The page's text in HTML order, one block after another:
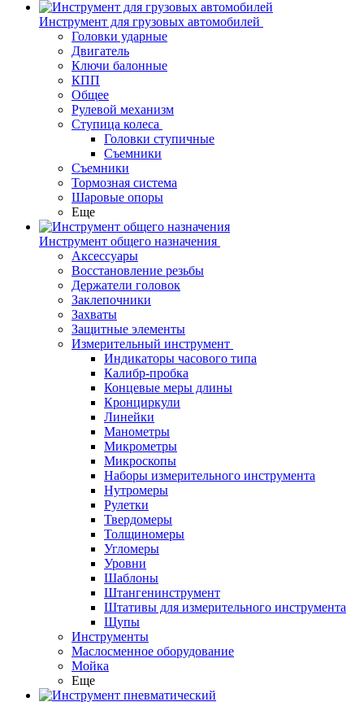
Инструмент для грузовых автомобилей
Головки ударные
Двигатель
Ключи балонные
КПП
Общее
Рулевой механизм
Ступица колеса
Головки ступичные
Съемники
Съемники
Тормозная система
Шаровые опоры
Еще
Инструмент общего назначения
Аксессуары
Восстановление резьбы
Держатели головок
Заклепочники
Захваты
Защитные элементы
Измерительный инструмент
Индикаторы часового типа
Калибр-пробка
Концевые меры длины
Кронциркули
Линейки
Манометры
Микрометры
Микроскопы
Наборы измерительного инструмента
Нутромеры
Рулетки
Твердомеры
Толщиномеры
Угломеры
Уровни
Шаблоны
Штангенинструмент
Штативы для измерительного инструмента
Щупы
Инструменты
Маслосменное оборудование
Мойка
Еще